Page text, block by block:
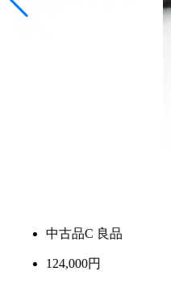
中古品C 良品
124,000円